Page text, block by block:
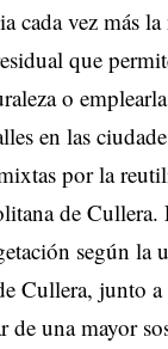
cada vez más
que
o
en las
por la
de Cullera.
según
Cullera, junto
de una mayor